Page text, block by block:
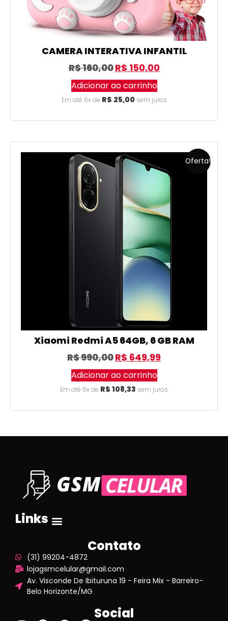
CAMERA INTERATIVA INFANTIL
R$160,00R$ 150,00
Adicionar ao carrinho
Em até 6x de R$ 25,00 sem juros
Oferta!
Xiaomi Redmi A5 64GB, 6 GB RAM
R$990,00R$ 649,99
Adicionar ao carrinho
Em até 6x de R$ 108,33 sem juros
Links
Contato
(31) 99204-4872
lojagsmcelular@gmail.com
Av. Visconde De Ibituruna 19 - Feira Mix - Barreiro-
Belo Horizonte/MG
Social